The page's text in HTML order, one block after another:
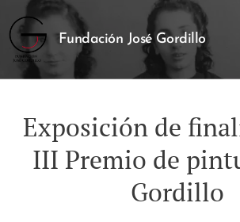
Fundación José Gordillo
Exposición de
III Premio de
Gordillo